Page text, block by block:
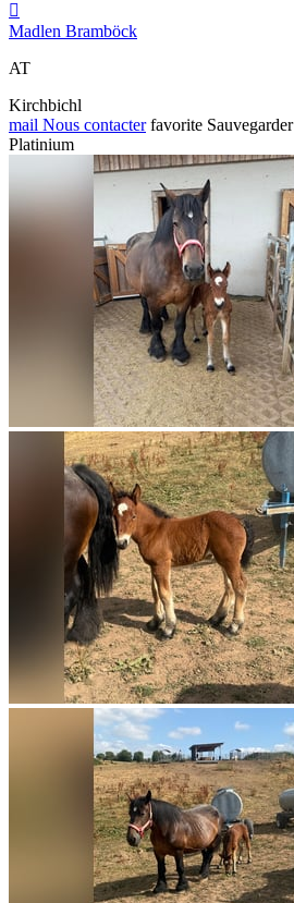

Madlen Bramböck
AT
Kirchbichl
mail Nous contacter favorite Sauvegarder
Platinium